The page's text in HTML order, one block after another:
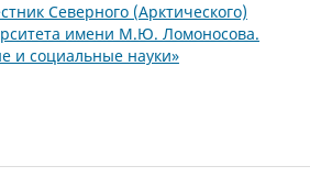
Северного (Арктического)
имени М.Ю. Ломоносова.
и социальные науки»